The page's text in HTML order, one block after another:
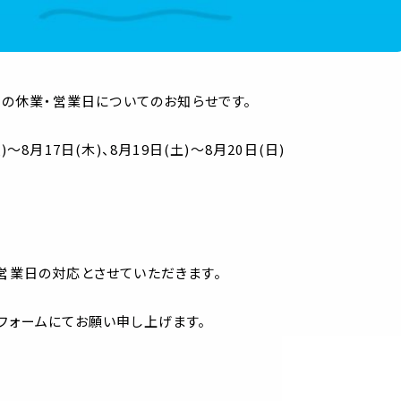
業・営業日についてのお知らせです。
8月17日(木)、8月19日(土)～8月20日(日)
日の対応とさせていただきます。
ームにてお願い申し上げます。